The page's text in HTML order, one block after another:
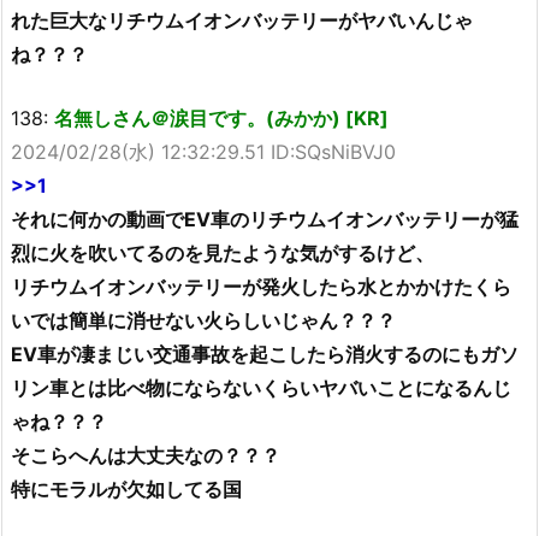
れた巨大なリチウムイオンバッテリーがヤバいんじゃ
ね？？？
138: 名無しさん＠涙目です。(みかか) [KR]
2024/02/28(水) 12:32:29.51 ID:SQsNiBVJ0
>>1
それに何かの動画でEV車のリチウムイオンバッテリーが猛
烈に火を吹いてるのを見たような気がするけど、
リチウムイオンバッテリーが発火したら水とかかけたくら
いでは簡単に消せない火らしいじゃん？？？
EV車が凄まじい交通事故を起こしたら消火するのにもガソ
リン車とは比べ物にならないくらいヤバいことになるんじ
ゃね？？？
そこらへんは大丈夫なの？？？
特にモラルが欠如してる国